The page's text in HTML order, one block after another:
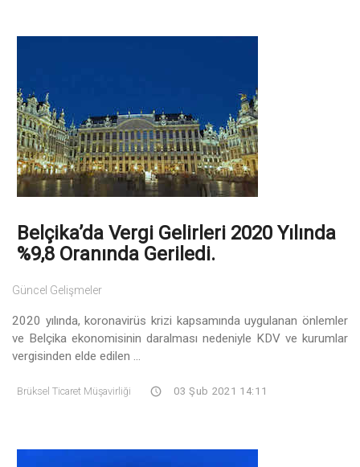
Belçika’da Vergi Gelirleri 2020 Yılında
%9,8 Oranında Geriledi.
Güncel Gelişmeler
2020 yılında, koronavirüs krizi kapsamında uygulanan önlemler
ve Belçika ekonomisinin daralması nedeniyle KDV ve kurumlar
vergisinden elde edilen ...
Brüksel Ticaret Müşavirliği 03 Şub 2021 14:11